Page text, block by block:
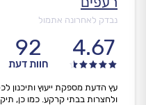
נבדק לאחרונה אתמול
4.67
92
חוות דעת
עץ הדעת מספקת ייעוץ ותיכנון
ולחצרות בבתי קרקע. כמו כן,